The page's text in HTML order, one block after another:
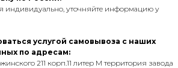
индивидуально, уточняйте информацию у
услугой самовывоза с наших
по адресам:
211 корп.11 литер М территория завода